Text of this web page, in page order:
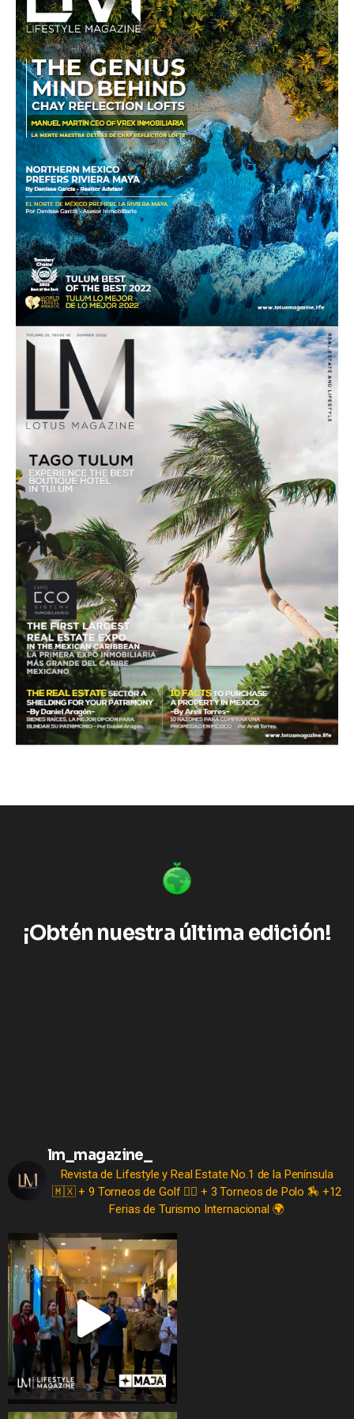
¡Obtén nuestra última edición!
lm_magazine_
Revista de Lifestyle y Real Estate No.1 de la Península
🇲🇽+ 9 Torneos de Golf 🏌️‍♂️ + 3 Torneos de Polo 🏇 +12
Ferias de Turismo Internacional 🌍